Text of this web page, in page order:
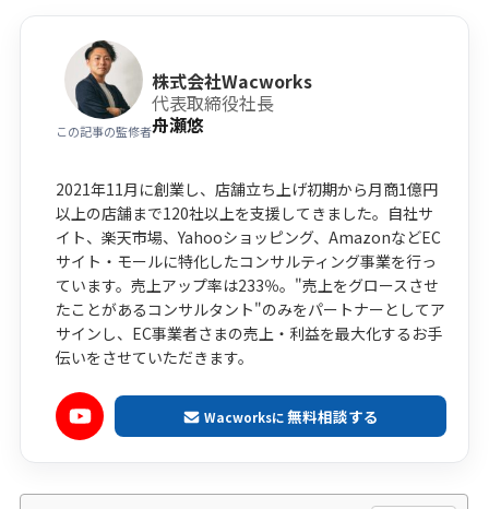
この記事の監修者
株式会社Wacworks
代表取締役社長
舟瀬悠
2021年11月に創業し、店舗立ち上げ初期から月商1億円
以上の店舗まで120社以上を支援してきました。自社サ
イト、楽天市場、Yahooショッピング、AmazonなどEC
サイト・モールに特化したコンサルティング事業を行っ
ています。売上アップ率は233％。"売上をグロースさせ
たことがあるコンサルタント"のみをパートナーとしてア
サインし、EC事業者さまの売上・利益を最大化するお手
伝いをさせていただきます。
Wacworksに無料相談する